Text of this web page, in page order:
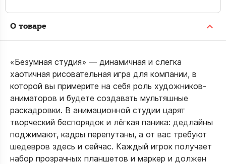
О товаре
«Безумная студия» — динамичная и слегка
хаотичная рисовательная игра для компании, в
которой вы примерите на себя роль художников-
аниматоров и будете создавать мультяшные
раскадровки. В анимационной студии царят
творческий беспорядок и лёгкая паника: дедлайны
поджимают, кадры перепутаны, а от вас требуют
шедевров здесь и сейчас. Каждый игрок получает
набор прозрачных планшетов и маркер и должен